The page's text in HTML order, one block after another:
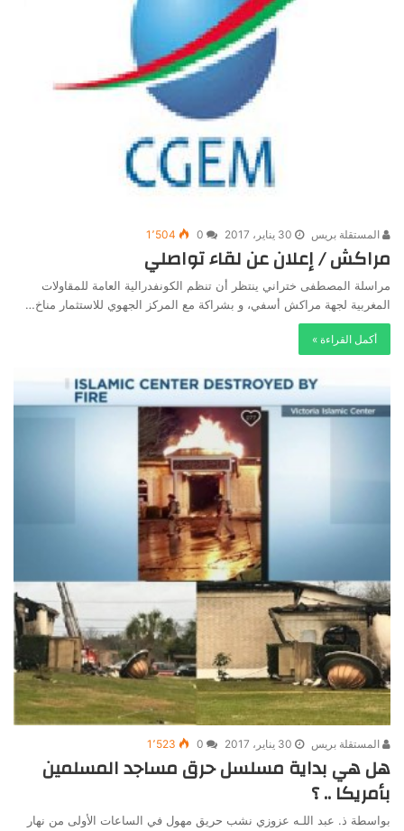
المستقلة بريس 30 يناير، 2017 0 1٬504
مراكش / إعلان عن لقاء تواصلي
مراسلة المصطفى ختراني ينتظر أن تنظم الكونفدرالية العامة للمقاولات
المغربية لجهة مراكش أسفي، و بشراكة مع المركز الجهوي للاستثمار مناخ…
أكمل القراءة »
المستقلة بريس 30 يناير، 2017 0 1٬523
هل هي بداية مسلسل حرق مساجد المسلمين
بأمريكا .. ؟
بواسطة ذ. عبد اللـه عزوزي نشب حريق مهول في الساعات الأولى من نهار